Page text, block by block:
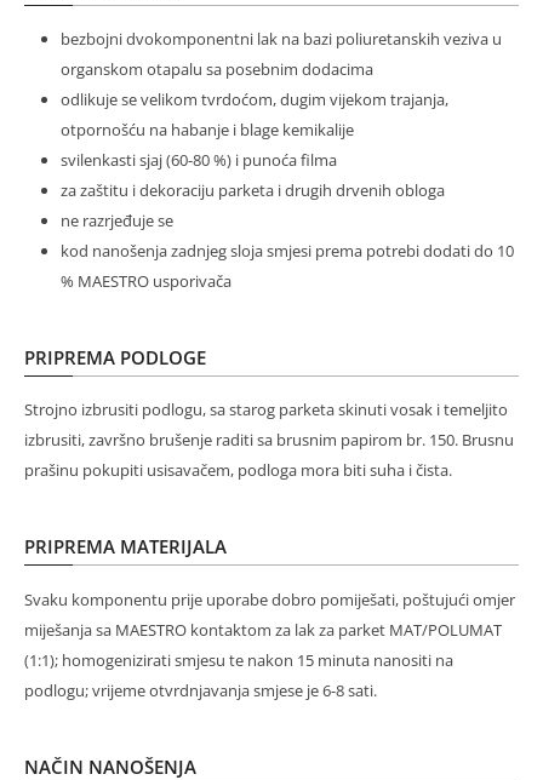
bezbojni dvokomponentni lak na bazi poliuretanskih veziva u
organskom otapalu sa posebnim dodacima
odlikuje se velikom tvrdoćom, dugim vijekom trajanja,
otpornošću na habanje i blage kemikalije
svilenkasti sjaj (60-80 %) i punoća filma
za zaštitu i dekoraciju parketa i drugih drvenih obloga
ne razrjeđuje se
kod nanošenja zadnjeg sloja smjesi prema potrebi dodati do 10
% MAESTRO usporivača
PRIPREMA PODLOGE
Strojno izbrusiti podlogu, sa starog parketa skinuti vosak i temeljito
izbrusiti, završno brušenje raditi sa brusnim papirom br. 150. Brusnu
prašinu pokupiti usisavačem, podloga mora biti suha i čista.
PRIPREMA MATERIJALA
Svaku komponentu prije uporabe dobro pomiješati, poštujući omjer
miješanja sa MAESTRO kontaktom za lak za parket MAT/POLUMAT
(1:1); homogenizirati smjesu te nakon 15 minuta nanositi na
podlogu; vrijeme otvrdnjavanja smjese je 6-8 sati.
NAČIN NANOŠENJA